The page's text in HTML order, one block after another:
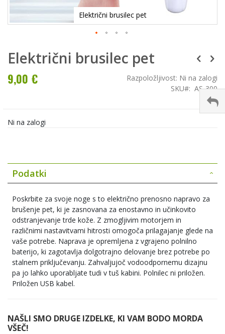
Električni brusilec pet
Električni brusilec pet
9,00 € Razpoložljivost: Ni na zalogi
SKU
AS-300
Ni na zalogi
Podatki
Poskrbite za svoje noge s to električno prenosno napravo za
brušenje pet, ki je zasnovana za enostavno in učinkovito
odstranjevanje trde kože. Z zmogljivim motorjem in
različnimi nastavitvami hitrosti omogoča prilagajanje glede na
vaše potrebe. Naprava je opremljena z vgrajeno polnilno
baterijo, ki zagotavlja dolgotrajno delovanje brez potrebe po
stalnem priključevanju. Zahvaljujoč vodoodpornemu dizajnu
pa jo lahko uporabljate tudi v tuš kabini. Polnilec ni priložen.
Priložen USB kabel.
NAŠLI SMO DRUGE IZDELKE, KI VAM BODO MORDA
VŠEČ!